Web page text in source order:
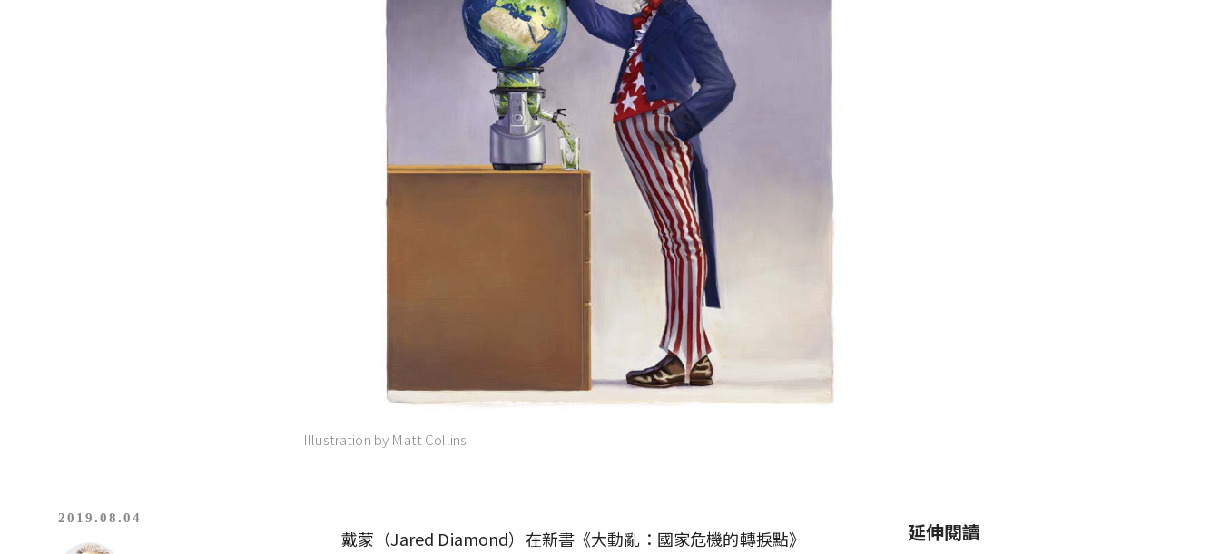
Illustration by Matt Collins
2019.08.04
戴蒙（Jared Diamond）在新書《大動亂：國家危機的轉捩點》
延伸閱讀